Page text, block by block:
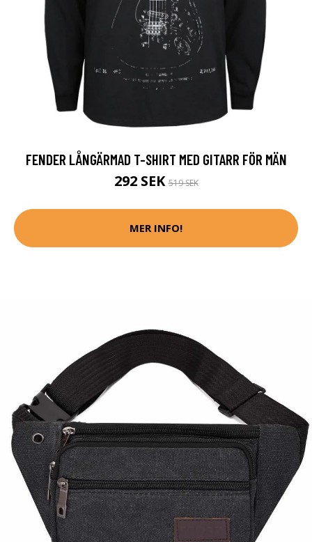
FENDER LÅNGÄRMAD T-SHIRT MED GITARR FÖR MÄN
292 SEK519 SEK
MER INFO!